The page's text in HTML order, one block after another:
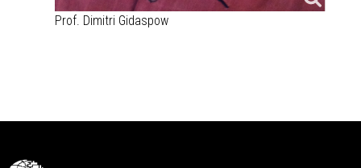
Prof. Dimitri Gidaspow